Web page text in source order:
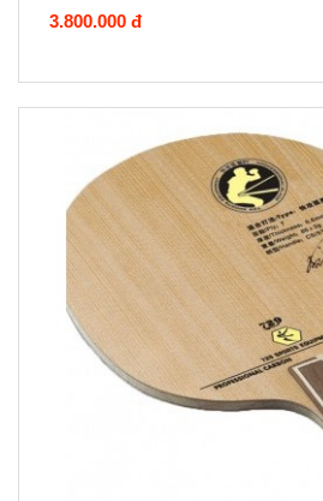
3.800.000 đ